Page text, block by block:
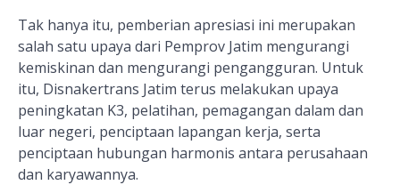
Tak hanya itu, pemberian apresiasi ini merupakan
salah satu upaya dari Pemprov Jatim mengurangi
kemiskinan dan mengurangi pengangguran. Untuk
itu, Disnakertrans Jatim terus melakukan upaya
peningkatan K3, pelatihan, pemagangan dalam dan
luar negeri, penciptaan lapangan kerja, serta
penciptaan hubungan harmonis antara perusahaan
dan karyawannya.